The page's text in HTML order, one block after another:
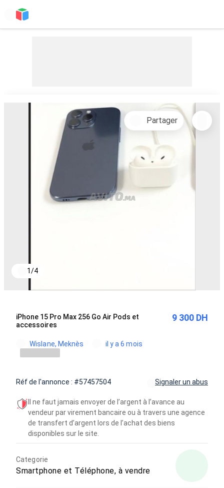
1/4
Partager
iPhone 15 Pro Max 256 Go Air Pods et
accessoires
9 300 DH
Wislane, Meknès il y a 6 mois
Réf de l'annonce : #57457504 Signaler un abus
Il ne faut jamais envoyer de l’argent à l’avance au
vendeur par virement bancaire ou à travers une agence
de transfert d’argent lors de l’achat des biens
disponibles sur le site.
Categorie
Smartphone et Téléphone, à vendre